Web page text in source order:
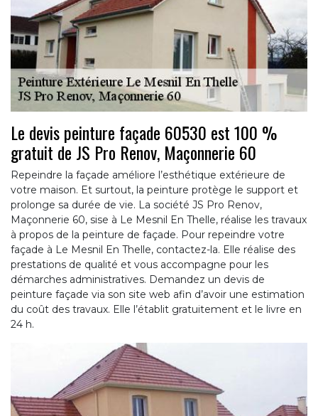
Le devis peinture façade 60530 est 100 %
gratuit de JS Pro Renov, Maçonnerie 60
Repeindre la façade améliore l’esthétique extérieure de
votre maison. Et surtout, la peinture protège le support et
prolonge sa durée de vie. La société JS Pro Renov,
Maçonnerie 60, sise à Le Mesnil En Thelle, réalise les travaux
à propos de la peinture de façade. Pour repeindre votre
façade à Le Mesnil En Thelle, contactez-la. Elle réalise des
prestations de qualité et vous accompagne pour les
démarches administratives. Demandez un devis de
peinture façade via son site web afin d’avoir une estimation
du coût des travaux. Elle l’établit gratuitement et le livre en
24 h.